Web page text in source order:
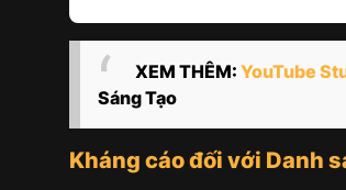
XEM THÊM: YouTube
Sáng Tạo
Kháng cáo đối với Danh